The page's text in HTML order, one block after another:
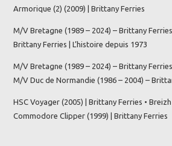
Armorique (2) (2009) | Brittany Ferries
M/V Bretagne (1989 – 2024) – Brittany
Brittany Ferries | L’histoire depuis 1973
M/V Bretagne (1989 – 2024) – Brittany
M/V Duc de Normandie (1986 – 2004) –
HSC Voyager (2005) | Brittany Ferries •
Commodore Clipper (1999) | Brittany Ferries